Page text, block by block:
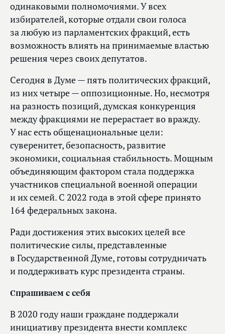
одинаковыми полномочиями. У всех
избирателей, которые отдали свои голоса
за любую из парламентских фракций, есть
возможность влиять на принимаемые властью
решения через своих депутатов.
Сегодня в Думе — пять политических фракций,
из них четыре — оппозиционные. Но, несмотря
на разность позиций, думская конкуренция
между фракциями не перерастает во вражду.
У нас есть общенациональные цели:
суверенитет, безопасность, развитие
экономики, социальная стабильность. Мощным
объединяющим фактором стала поддержка
участников специальной военной операции
и их семей. С 2022 года в этой сфере принято
164 федеральных закона.
Ради достижения этих высоких целей все
политические силы, представленные
в Государственной Думе, готовы сотрудничать
и поддерживать курс президента страны.
Спрашиваем с себя
В 2020 году наши граждане поддержали
инициативу президента внести комплекс